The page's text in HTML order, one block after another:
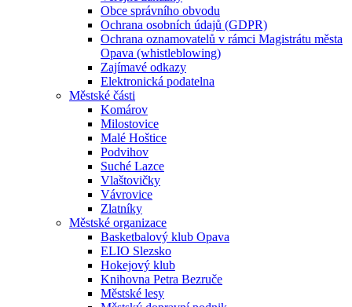
Obce správního obvodu
Ochrana osobních údajů (GDPR)
Ochrana oznamovatelů v rámci Magistrátu města
Opava (whistleblowing)
Zajímavé odkazy
Elektronická podatelna
Městské části
Komárov
Milostovice
Malé Hoštice
Podvihov
Suché Lazce
Vlaštovičky
Vávrovice
Zlatníky
Městské organizace
Basketbalový klub Opava
ELIO Slezsko
Hokejový klub
Knihovna Petra Bezruče
Městské lesy